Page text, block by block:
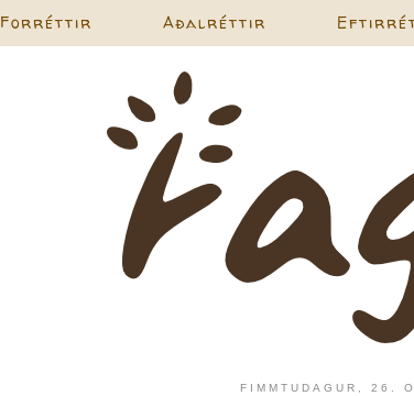
Forréttir Aðalréttir
FIMMTUDAGUR, 26.